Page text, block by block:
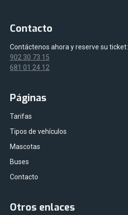
Contacto
Contáctenos ahora y reserve su ticket:
902 30 73 15
681 01 24 12
Páginas
Tarifas
Tipos de vehículos
Mascotas
Buses
Contacto
Otros enlaces